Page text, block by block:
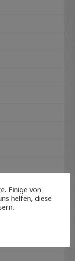
Einige von
helfen, diese